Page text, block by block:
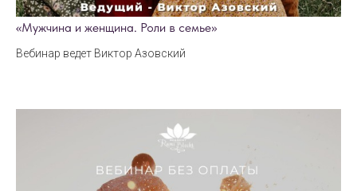
«Мужчина и женщина. Роли в семье»
Вебинар ведет Виктор Азовский